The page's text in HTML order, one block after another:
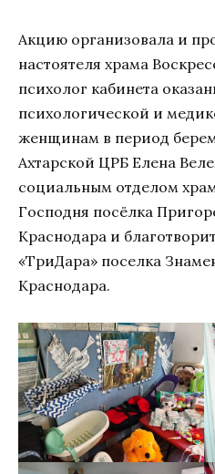
Акцию организовала и
настоятеля храма
психолог кабинета
психологической и
женщинам в период
Ахтарской ЦРБ Елена
социальным отделом
Господня посёлка
Краснодара и
«ТриДара» поселка
Краснодара.